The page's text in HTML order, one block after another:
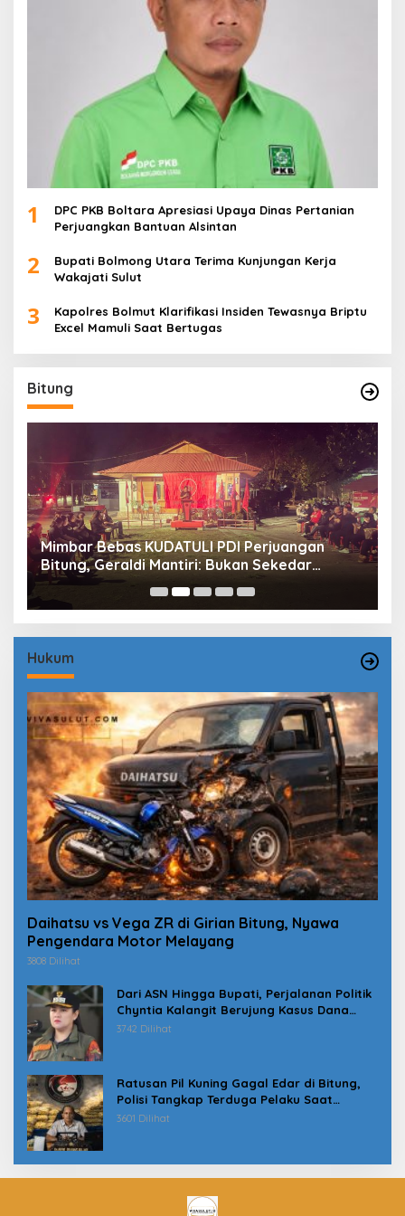
1
DPC PKB Boltara Apresiasi Upaya Dinas Pertanian
Perjuangkan Bantuan Alsintan
2
Bupati Bolmong Utara Terima Kunjungan Kerja
Wakajati Sulut
3
Kapolres Bolmut Klarifikasi Insiden Tewasnya Briptu
Excel Mamuli Saat Bertugas
Bitung
Mimbar Bebas KUDATULI PDI Perjuangan
Bitung, Geraldi Mantiri: Bukan Sekedar
Sejarah
Hukum
Daihatsu vs Vega ZR di Girian Bitung, Nyawa
Pengendara Motor Melayang
3808 Dilihat
Dari ASN Hingga Bupati, Perjalanan Politik
Chyntia Kalangit Berujung Kasus Dana
Erupsi Gunung Ruang
3742 Dilihat
Ratusan Pil Kuning Gagal Edar di Bitung,
Polisi Tangkap Terduga Pelaku Saat
Jemput Paket
3601 Dilihat